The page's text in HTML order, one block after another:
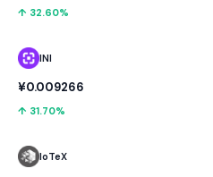
↑ 32.60%
INI
¥0.009266
↑ 31.70%
IoTeX